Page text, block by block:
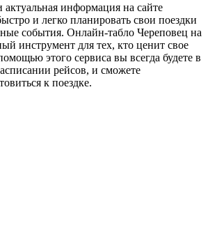
актуальная информация на сайте
и легко планировать свои поездки
события. Онлайн-табло Череповец на
инструмент для тех, кто ценит свое
этого сервиса вы всегда будете в
рейсов, и сможете
к поездке.